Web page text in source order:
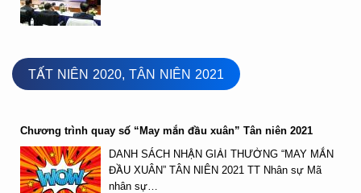
TẤT NIÊN 2020, TÂN NIÊN 2021
Chương trình quay số “May mắn đầu xuân” Tân niên 2021
DANH SÁCH NHẬN GIẢI THƯỞNG “MAY MẮN
ĐẦU XUÂN” TÂN NIÊN 2021 TT Nhân sự Mã
nhân sự…